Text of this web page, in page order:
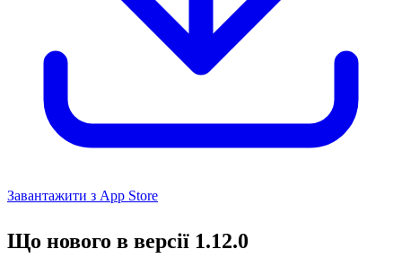
Завантажити з App Store
Що нового в версії 1.12.0